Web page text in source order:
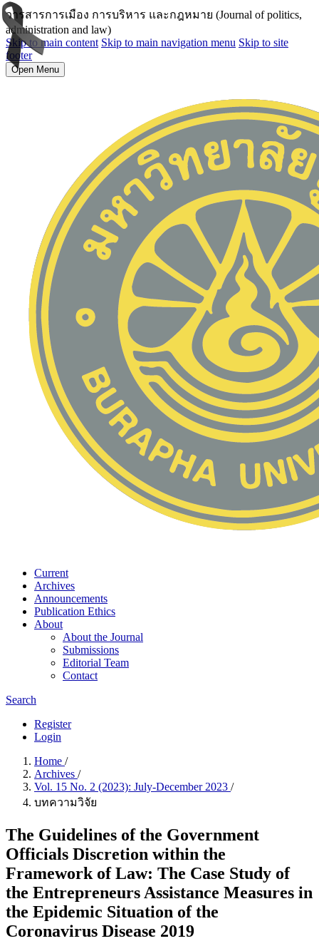
วารสารการเมือง การบริหาร และกฎหมาย (Journal of politics,
administration and law)
Skip to main content Skip to main navigation menu Skip to site
footer
Open Menu
Current
Archives
Announcements
Publication Ethics
About
About the Journal
Submissions
Editorial Team
Contact
Search
Register
Login
Home /
Archives /
Vol. 15 No. 2 (2023): July-December 2023 /
บทความวิจัย
The Guidelines of the Government
Officials Discretion within the
Framework of Law: The Case Study of
the Entrepreneurs Assistance Measures in
the Epidemic Situation of the
Coronavirus Disease 2019